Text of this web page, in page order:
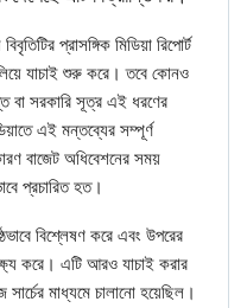
প্রাসঙ্গিক মিডিয়া রিপোর্ট
যাচাই শুরু করে। তবে কোনও
বা সরকারি সূত্র এই ধরণের
এই মন্তব্যের সম্পূর্ণ
বাজেট অধিবেশনের সময়
প্রচারিত হত।
বিশ্লেষণ করে এবং উপরের
করে। এটি আরও যাচাই করার
মাধ্যমে চালানো হয়েছিল।